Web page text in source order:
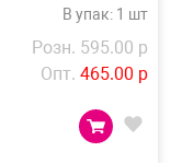
В упак: 1 шт
Розн. 595.00 р
Опт. 465.00 р